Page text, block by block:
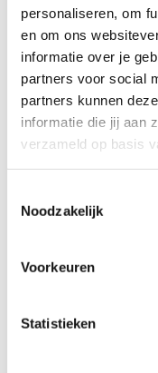
personaliseren, om
en om ons
informatie over je
partners voor social
partners kunnen
informatie die jij aan
verzameld op basis
Noodzakelijk
Voorkeuren
Statistieken
1)